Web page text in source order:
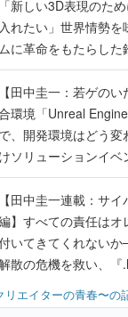
「新しい3D表現のた
入れたい」世界情勢
ムに革命をもたらし
いたり】
【田中圭一：若ゲの
環境「Unreal
で、開発環境はどう変
けソリューションイ
行って、より理解を
【田中圭一連載：サ
】すべての責任はオ
いてきてくれない
散の危機を救い、
開く。業界の快男児・
少年ジャンプ』色だ
エイターの青春〜の